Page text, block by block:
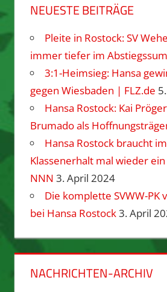
NEUESTE BEITRÄGE
Pleite in Rostock: SV
immer tiefer im
3:1-Heimsieg: Hansa
gegen Wiesbaden | FLZ.de
Hansa Rostock: Kai
Brumado als
Hansa Rostock braucht
Klassenerhalt mal wieder
NNN 3. April 2024
Die komplette SVWW-PK
bei Hansa Rostock3. April
NACHRICHTEN-ARCHIV